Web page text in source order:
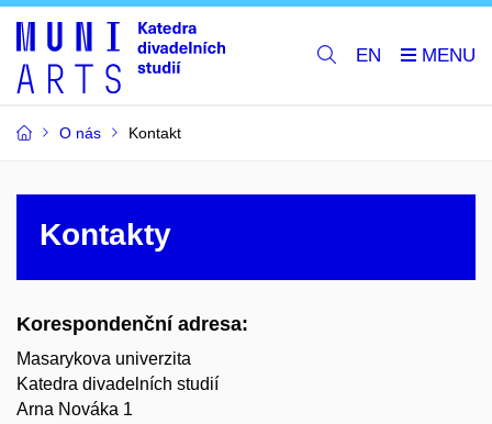
EN
O nás Kontakt
Kontakty
Korespondenční adresa:
Masarykova univerzita
Katedra divadelních studií
Arna Nováka 1